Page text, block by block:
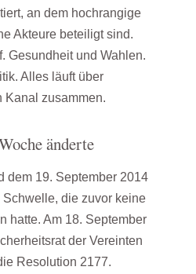
an dem hochrangige
Akteure beteiligt sind.
Gesundheit und Wahlen.
Alles läuft über
Kanal zusammen.
änderte
dem 19. September 2014
die zuvor keine
hatte. Am 18. September
der Vereinten
Resolution 2177.